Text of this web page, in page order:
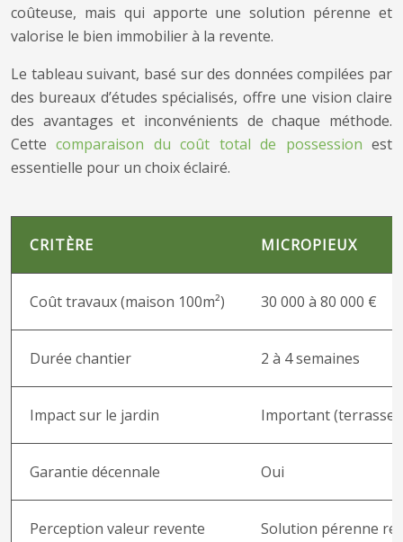
coûteuse, mais qui apporte une solution pérenne et
valorise le bien immobilier à la revente.
Le tableau suivant, basé sur des données compilées par
des bureaux d’études spécialisés, offre une vision claire
des avantages et inconvénients de chaque méthode.
Cettecomparaison du coût total de possession est
essentielle pour un choix éclairé.
CRITÈRE MICROPIEUX
Coût travaux (maison 100m²) 30 000 à 80 000 €
Durée chantier 2 à 4 semaines
Impact sur le jardin Important
Garantie décennale Oui
Perception valeur revente Solution pérenne